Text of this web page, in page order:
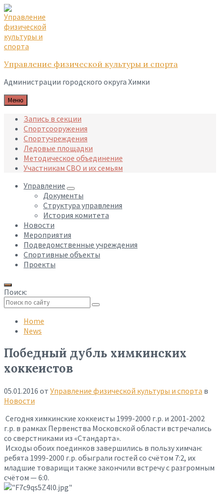
Skip
to
content
Skip
to
main
navigation
Skip
to
footer
Управление физической культуры и спорта
Администрации городского округа Химки
Меню
Запись в секции
Спортсооружения
Спортучреждения
Ледовые площадки
Методическое объединение
Участникам СВО и их семьям
Управление
Документы
Структура управления
История комитета
Новости
Мероприятия
Подведомственные учреждения
Спортивные объекты
Проекты
Поиск:
search
Home
News
Победный дубль химкинских
хоккеистов
05.01.2016 от Управление физической культуры и спорта в
Новости
Сегодня химкинские хоккеисты 1999-2000 г.р. и 2001-2002
г.р. в рамках Первенства Московской области встречались
со сверстниками из «Стандарта».
Исходы обоих поединков завершились в пользу химчан:
ребята 1999-2000 г.р. обыграли гостей со счётом 7:2, их
младшие товарищи также закончили встречу с разгромным
счётом — 6:0.